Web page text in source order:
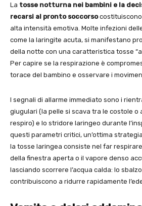
La tosse notturna nei bambini e la
recarsi al pronto soccorso
alta intensità emotiva. Molte infezioni
come la laringite acuta, si manifestano
della notte con una caratteristica tosse
Per capire se la respirazione è
torace del bambino e osservare i
I segnali di allarme immediato sono i
giugulari (la pelle si scava tra le costole o
respiro) e lo stridore laringeo durante
questi parametri critici, un’ottima
la tosse laringea consiste nel far
della finestra aperta o il vapore denso
lasciando scorrere l’acqua calda: lo
contribuiscono a ridurre rapidamente